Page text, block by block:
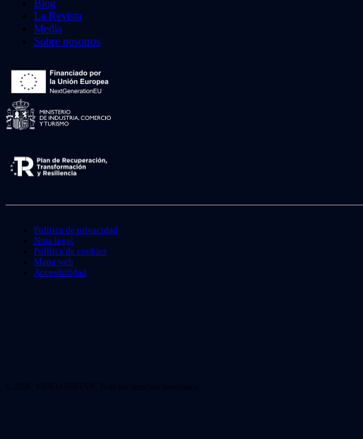
Blog
La Revista
Media
Sobre nosotros
Política de privacidad
Nota legal
Política de cookies
Mapa web
Accesibilidad
© 2026. VIDEO INSTAN. Todo los derechos reservados.